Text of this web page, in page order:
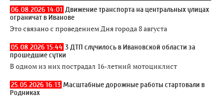
06.08.2026 14:01 Движение транспорта на центральных улицах
ограничат в Иванове
Это связано с проведением Дня города 8 августа
05.08.2026 15:44 3 ДТП случилось в Ивановской области за
прошедшие сутки
В одном из них пострадал 16-летний мотоциклист
25.05.2026 16:13 Масштабные дорожные работы стартовали в
Родниках